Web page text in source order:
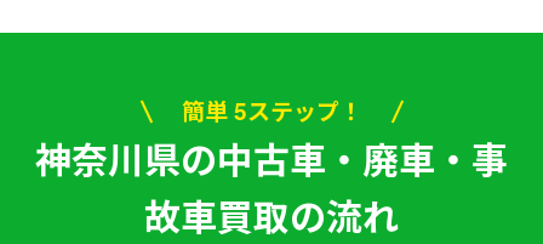
簡単 5ステップ！
神奈川県の中古車・廃車・事
故車買取の流れ